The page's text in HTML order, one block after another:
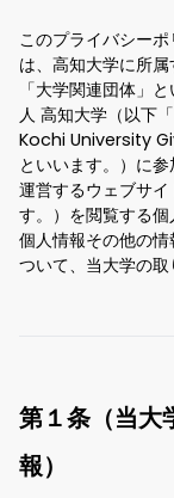
このプライバシーポ
は、高知大学に所
「大学関連団体」
人 高知大学（以下
Kochi University
といいます。）に
運営するウェブサ
す。）を閲覧する
個人情報その他の
ついて、当大学の取
第１条（当大
報）